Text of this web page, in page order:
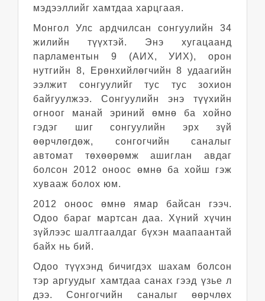
мэдээллийг хамтдаа харцгаая.
Монгол Улс ардчилсан сонгуулийн 34
жилийн түүхтэй. Энэ хугацаанд
парламентын 9 (АИХ, УИХ), орон
нутгийн 8, Ерөнхийлөгчийн 8 удаагийн
ээлжит сонгуулийг тус тус зохион
байгуулжээ. Сонгуулийн энэ түүхийн
огноог манай эриний өмнө ба хойно
гэдэг шиг сонгуулийн эрх зүй
өөрчлөгдөж, сонгогчийн саналыг
автомат төхөөрөмж ашиглан авдаг
болсон 2012 оноос өмнө ба хойш гэж
хувааж болох юм.
2012 оноос өмнө ямар байсан гээч.
Одоо бараг мартсан даа. Хүний хүчин
зүйлээс шалтгаалдаг бүхэн маапаантай
байх нь бий.
Одоо түүхэнд бичигдэх шахам болсон
тэр аргуудыг хамтдаа санах гээд үзье л
дээ. Сонгогчийн саналыг өөрчлөх